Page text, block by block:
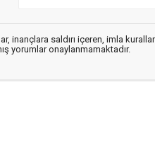
saldırı içeren, imla
yorumlar onaylanmamaktadır.